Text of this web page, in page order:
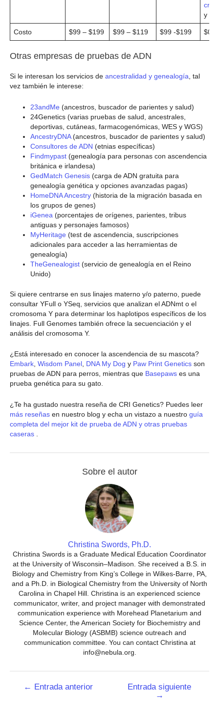
y
Costo $99 – $199 $99 – $119 $99 -$199 $0,
Otras empresas de pruebas de ADN
Si le interesan los servicios de ancestralidad y genealogía, tal
vez también le interese:
23andMe (ancestros, buscador de parientes y salud)
24Genetics (varias pruebas de salud, ancestrales,
deportivas, cutáneas, farmacogenómicas, WES y WGS)
AncestryDNA(ancestros, buscador de parientes y salud)
Consultores de ADN (etnias específicas)
Findmypast (genealogía para personas con ascendencia
británica e irlandesa)
GedMatch Genesis (carga de ADN gratuita para
genealogía genética y opciones avanzadas pagas)
HomeDNA Ancestry (historia de la migración basada en
los grupos de genes)
iGenea (porcentajes de orígenes, parientes, tribus
antiguas y personajes famosos)
MyHeritage (test de ascendencia, suscripciones
adicionales para acceder a las herramientas de
genealogía)
TheGenealogist (servicio de genealogía en el Reino
Unido)
Si quiere centrarse en sus linajes materno y/o paterno, puede
consultar YFull o YSeq, servicios que analizan el ADNmt o el
cromosoma Y para determinar los haplotipos específicos de los
linajes. Full Genomes también ofrece la secuenciación y el
análisis del cromosoma Y.
¿Está interesado en conocer la ascendencia de su mascota?
Embark Wisdom Panel DNA My Dog y Paw Print Genetics son
pruebas de ADN para perros, mientras que Basepaws es una
prueba genética para su gato.
¿Te ha gustado nuestra reseña de CRI Genetics? Puedes leer
más reseñas en nuestro blog y echa un vistazo a nuestro guía
completa del mejor kit de prueba de ADN y otras pruebas
caseras
Sobre el autor
Christina Swords, Ph.D.
Christina Swords is a Graduate Medical Education Coordinator
at the University of Wisconsin–Madison. She received a B.S. in
Biology and Chemistry from King’s College in Wilkes-Barre, PA,
and a Ph.D. in Biological Chemistry from the University of North
Carolina in Chapel Hill. Christina is an experienced science
communicator, writer, and project manager with demonstrated
communication experience with Morehead Planetarium and
Science Center, the American Society for Biochemistry and
Molecular Biology (ASBMB) science outreach and
communication committee. You can contact Christina at
info@nebula.org.
Navegación
← Entrada anterior
Entrada siguiente
→